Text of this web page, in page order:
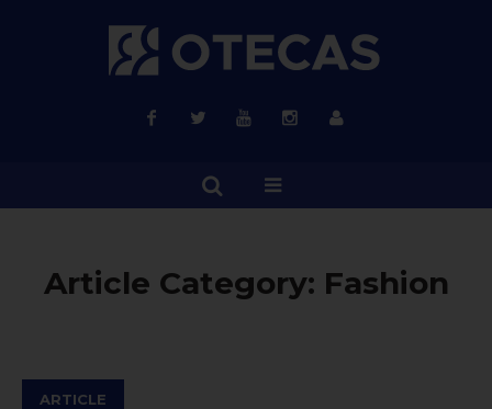
Article Category: Fashion
ARTICLE